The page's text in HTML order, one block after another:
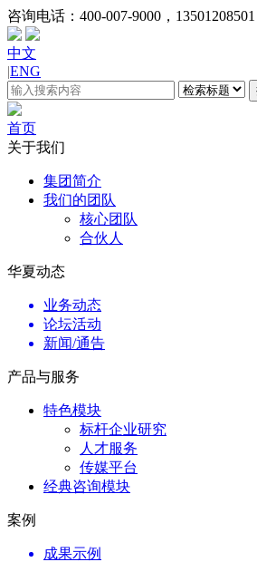
咨询电话： 400-007-9000，
中文
|ENG
首页
关于我们
集团简介
我们的团队
核心团队
合伙人
华夏动态
业务动态
论坛活动
新闻/通告
产品与服务
特色模块
标杆企业研究
人才服务
传媒平台
经典咨询模块
案例
成果示例